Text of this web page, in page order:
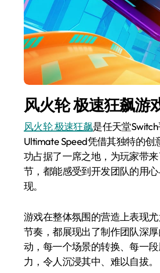
风火轮 极速狂飙游
风火轮 极速狂飙是任天堂
Ultimate Speed凭借其独特的
功占据了一席之地，为玩家带
节，都能感受到开发团队的用
现。
游戏在整体氛围的营造上表现
节奏，都展现出了制作团队深
动，每一个场景的转换、每一
力，令人沉浸其中、难以自拔。